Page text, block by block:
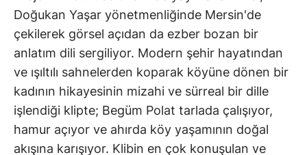
Doğukan Yaşar yönetmenliğinde Mersin'de
çekilerek görsel açıdan da ezber bozan bir
anlatım dili sergiliyor. Modern şehir hayatından
ve ışıltılı sahnelerden koparak köyüne dönen bir
kadının hikayesinin mizahi ve sürreal bir dille
işlendiği klipte; Begüm Polat tarlada çalışıyor,
hamur açıyor ve ahırda köy yaşamının doğal
akışına karışıyor. Klibin en çok konuşulan ve